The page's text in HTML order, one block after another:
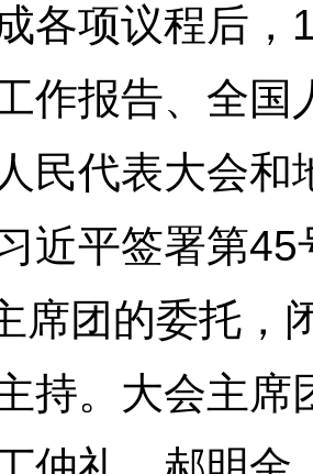
各项议程后，
作报告、全国
民代表大会和
近平签署第
席团的委托，
持。大会主